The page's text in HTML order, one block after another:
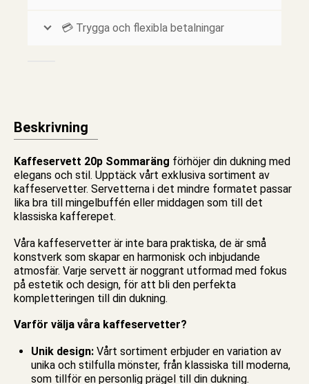
💳 Trygga och flexibla betalningar
Beskrivning
Kaffeservett 20p Sommaräng förhöjer din dukning med
elegans och stil. Upptäck vårt exklusiva sortiment av
kaffeservetter. Servetterna i det mindre formatet passar
lika bra till mingelbuffén eller middagen som till det
klassiska kafferepet.
Våra kaffeservetter är inte bara praktiska, de är små
konstverk som skapar en harmonisk och inbjudande
atmosfär. Varje servett är noggrant utformad med fokus
på estetik och design, för att bli den perfekta
kompletteringen till din dukning.
Varför välja våra kaffeservetter?
Unik design: Vårt sortiment erbjuder en variation av
unika och stilfulla mönster, från klassiska till moderna,
som tillför en personlig prägel till din dukning.